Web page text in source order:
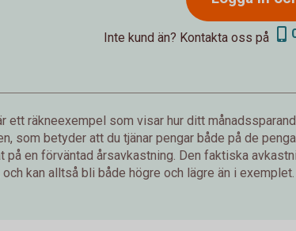
Inte kund än? Kontakta oss på
ett räkneexempel som visar hur ditt
som betyder att du tjänar pengar både på de
på en förväntad årsavkastning. Den faktiska
och kan alltså bli både högre och lägre än i